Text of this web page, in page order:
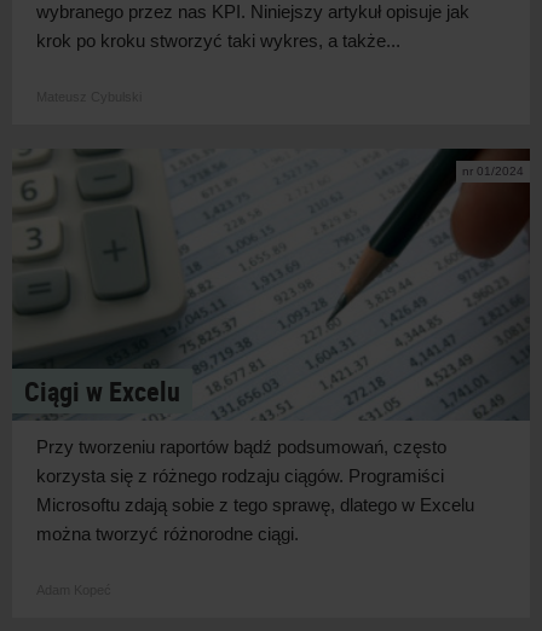
wybranego przez nas KPI. Niniejszy artykuł opisuje jak
krok po kroku stworzyć taki wykres, a także...
nr 01/2024
Ciągi w Excelu
Przy tworzeniu raportów bądź podsumowań, często
korzysta się z różnego rodzaju ciągów. Programiści
Microsoftu zdają sobie z tego sprawę, dlatego w Excelu
można tworzyć różnorodne ciągi.